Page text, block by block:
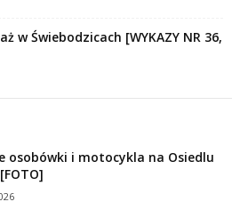
w Świebodzicach [WYKAZY NR 36,
osobówki i motocykla na Osiedlu